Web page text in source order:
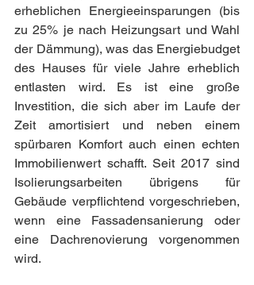
erheblichen Energieeinsparungen (bis
zu 25% je nach Heizungsart und Wahl
der Dämmung), was das Energiebudget
des Hauses für viele Jahre erheblich
entlasten wird. Es ist eine große
Investition, die sich aber im Laufe der
Zeit amortisiert und neben einem
spürbaren Komfort auch einen echten
Immobilienwert schafft. Seit 2017 sind
Isolierungsarbeiten übrigens für
Gebäude verpflichtend vorgeschrieben,
wenn eine Fassadensanierung oder
eine Dachrenovierung vorgenommen
wird.